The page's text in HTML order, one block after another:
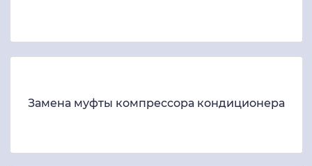
Замена муфты компрессора кондиционера